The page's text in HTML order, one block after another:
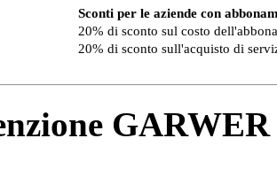
Sconti per le aziende con
20% di sconto sul costo
20% di sconto sull'acquisto di